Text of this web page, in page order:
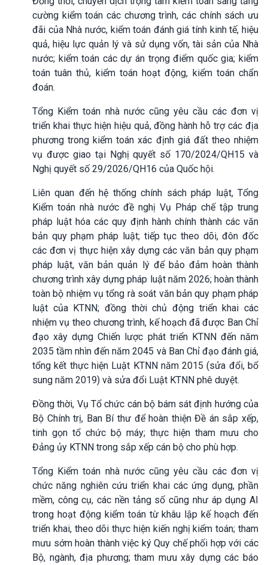
cường kiểm toán các chương trình, các chính sách ưu
đãi của Nhà nước, kiểm toán đánh giá tính kinh tế, hiệu
quả, hiệu lực quản lý và sử dụng vốn, tài sản của Nhà
nước; kiểm toán các dự án trọng điểm quốc gia; kiểm
toán tuân thủ, kiểm toán hoạt động, kiểm toán chẩn
đoán.
Tổng Kiểm toán nhà nước cũng yêu cầu các đơn vị
triển khai thực hiện hiệu quả, đồng hành hỗ trợ các địa
phương trong kiểm toán xác định giá đất theo nhiệm
vụ được giao tại Nghị quyết số 170/2024/QH15 và
Nghị quyết số 29/2026/QH16 của Quốc hội.
Liên quan đến hệ thống chính sách pháp luật, Tổng
Kiểm toán nhà nước đề nghị Vụ Pháp chế tập trung
pháp luật hóa các quy định hành chính thành các văn
bản quy phạm pháp luật; tiếp tục theo dõi, đôn đốc
các đơn vị thực hiện xây dựng các văn bản quy phạm
pháp luật, văn bản quản lý để bảo đảm hoàn thành
chương trình xây dựng pháp luật năm 2026; hoàn thành
toàn bộ nhiệm vụ tổng rà soát văn bản quy phạm pháp
luật của KTNN; đồng thời chủ động triển khai các
nhiệm vụ theo chương trình, kế hoạch đã được Ban Chỉ
đạo xây dựng Chiến lược phát triển KTNN đến năm
2035 tầm nhìn đến năm 2045 và Ban Chỉ đạo đánh giá,
tổng kết thực hiện Luật KTNN năm 2015 (sửa đổi, bổ
sung năm 2019) và sửa đổi Luật KTNN phê duyệt.
Đồng thời, Vụ Tổ chức cán bộ bám sát định hướng của
Bộ Chính trị, Ban Bí thư để hoàn thiện Đề án sắp xếp,
tinh gọn tổ chức bộ máy; thực hiện tham mưu cho
Đảng ủy KTNN trong sắp xếp cán bộ cho phù hợp.
Tổng Kiểm toán nhà nước cũng yêu cầu các đơn vị
chức năng nghiên cứu triển khai các ứng dụng, phần
mềm, công cụ, các nền tảng số cũng như áp dụng AI
trong hoạt động kiểm toán từ khâu lập kế hoạch đến
triển khai, theo dõi thực hiện kiến nghị kiểm toán; tham
mưu sớm hoàn thành việc ký Quy chế phối hợp với các
Bộ, ngành, địa phương; tham mưu xây dựng các báo